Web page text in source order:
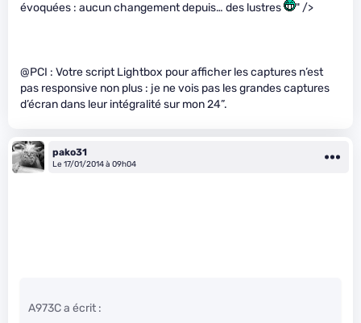
évoquées : aucun changement depuis… des lustres
" />
@PCI : Votre script Lightbox pour afficher les captures n’est
pas responsive non plus : je ne vois pas les grandes captures
d’écran dans leur intégralité sur mon 24”.
pako31
Le 17/01/2014 à 09h04
A973C a écrit :